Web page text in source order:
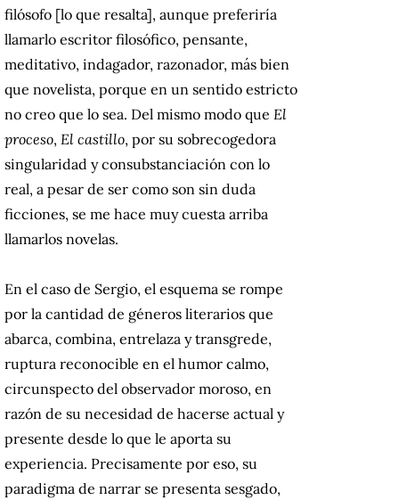
filósofo [lo que resalta], aunque preferiría
llamarlo escritor filosófico, pensante,
meditativo, indagador, razonador, más bien
que novelista, porque en un sentido estricto
no creo que lo sea. Del mismo modo que El
proceso, El castillo, por su sobrecogedora
singularidad y consubstanciación con lo
real, a pesar de ser como son sin duda
ficciones, se me hace muy cuesta arriba
llamarlos novelas.
En el caso de Sergio, el esquema se rompe
por la cantidad de géneros literarios que
abarca, combina, entrelaza y transgrede,
ruptura reconocible en el humor calmo,
circunspecto del observador moroso, en
razón de su necesidad de hacerse actual y
presente desde lo que le aporta su
experiencia. Precisamente por eso, su
paradigma de narrar se presenta sesgado,